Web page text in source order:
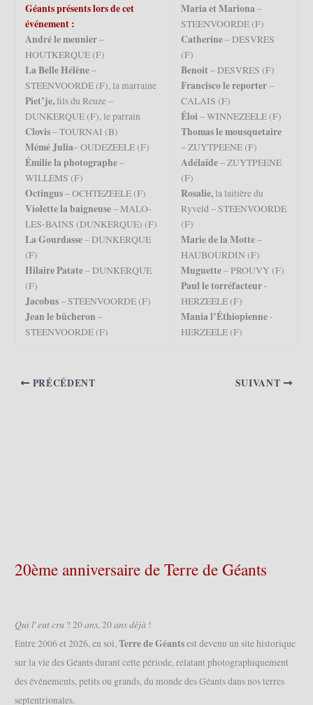
Géants présents lors de cet
événement :
André le meunier–
HOUTKERQUE (F)
La Belle Hélène–
STEENVOORDE (F), la marraine
Piet’je,fils du Reuze –
DUNKERQUE (F), le parrain
Clovis– TOURNAI (B)
Mémé Julia– OUDEZEELE (F)
Émilie la photographe–
WILLEMS (F)
Octingus– OCHTEZEELE (F)
Violette la baigneuse– MALO-
LES-BAINS (DUNKERQUE) (F)
La Gourdasse– DUNKERQUE
(F)
Hilaire Patate– DUNKERQUE
(F)
Jacobus– STEENVOORDE (F)
Jean le bûcheron –
STEENVOORDE (F)
Maria et Mariona–
STEENVOORDE (F)
Catherine– DESVRES
(F)
Benoit– DESVRES (F)
Francisco le reporter–
CALAIS (F)
Éloi – WINNEZEELE (F)
Thomas le mousquetaire
– ZUYTPEENE (F)
Adélaïde– ZUYTPEENE
(F)
Rosalie,la laitière du
Ryveld – STEENVOORDE
(F)
Marie de la Motte–
HAUBOURDIN (F)
Muguette– PROUVY (F)
Paul le torréfacteur-
HERZEELE (F)
Mania l’Éthiopienne-
HERZEELE (F)
PRÉCÉDENT SUIVANT
20ème anniversaire de Terre de Géants
𝑄𝑢𝑖 𝑙’𝑒𝑢𝑡 𝑐𝑟𝑢 ? 20 𝑎𝑛𝑠, 20 𝑎𝑛𝑠 𝑑𝑒́𝑗𝑎̀ !
Entre 2006 et 2026, en soi,Terre de Géantsest devenu un site historique
sur la vie des Géants durant cette période, relatant photographiquement
des événements, petits ou grands, du monde des Géants dans nos terres
septentrionales.